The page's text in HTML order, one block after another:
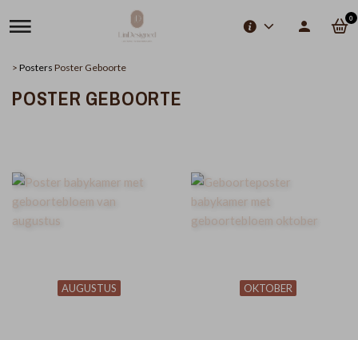
0
> Posters Poster Geboorte
POSTER GEBOORTE
AUGUSTUS OKTOBER